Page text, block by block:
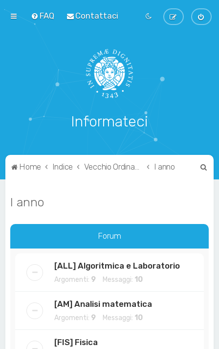
FAQ Contattaci
Informateci
Home Indice Vecchio Ordinamento I anno
I anno
Forum
[ALL] Algoritmica e Laboratorio
Argomenti: 9 Messaggi: 10
[AM] Analisi matematica
Argomenti: 9 Messaggi: 10
[FIS] Fisica